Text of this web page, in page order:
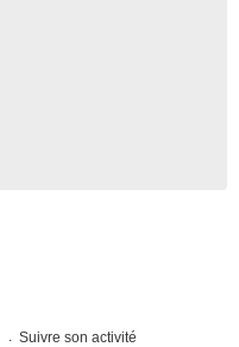
Suivre son activité